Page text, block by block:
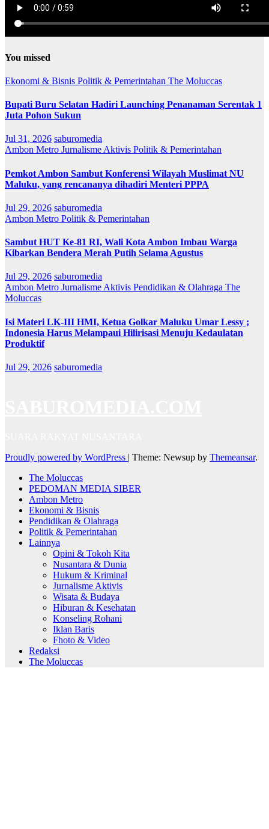
You missed
Ekonomi & Bisnis Politik & Pemerintahan The Moluccas
Bupati Buru Selatan Hadiri Launching Penanaman Serentak 1
Juta Pohon Sukun
Jul 31, 2026 saburomedia
Ambon Metro Jurnalisme Aktivis Politik & Pemerintahan
Pemkot Ambon Sambut Konferensi Wilayah Muslimat NU
Maluku, yang rencananya dihadiri Menteri PPPA
Jul 29, 2026 saburomedia
Ambon Metro Politik & Pemerintahan
Sambut HUT Ke-81 RI, Wali Kota Ambon Imbau Warga
Kibarkan Bendera Merah Putih Selama Agustus
Jul 29, 2026 saburomedia
Ambon Metro Jurnalisme Aktivis Pendidikan & Olahraga The
Moluccas
Isi Materi LK-III HMI, Ketua Golkar Maluku Umar Lessy ;
Indonesia Harus Melampaui Hilirisasi Menuju Kedaulatan
Produktif
Jul 29, 2026 saburomedia
Proudly powered by WordPress | Theme: Newsup by Themeansar.
The Moluccas
PEDOMAN MEDIA SIBER
Ambon Metro
Ekonomi & Bisnis
Pendidikan & Olahraga
Politik & Pemerintahan
Lainnya
Opini & Tokoh Kita
Nusantara & Dunia
Hukum & Kriminal
Jurnalisme Aktivis
Wisata & Budaya
Hiburan & Kesehatan
Konseling Rohani
Iklan Baris
Fhoto & Video
Redaksi
The Moluccas